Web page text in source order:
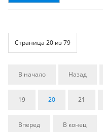
Страница 20 из 79
В начало Назад
19 20 21
Вперед В конец